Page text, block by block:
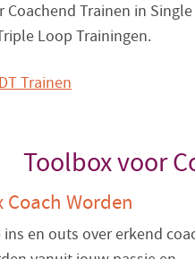
Coachend Trainen in
Loop Trainingen.
Toolbox voor
Coach Worden
ins en outs over erkend